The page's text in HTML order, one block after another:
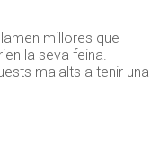
millores que
la seva feina.
malalts a tenir una